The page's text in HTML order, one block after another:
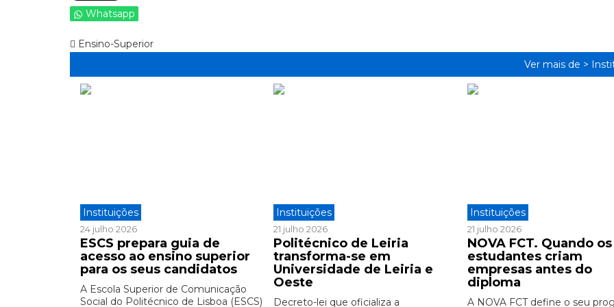
Whatsapp
Ensino-Superior
Ver mais de >
Instituições
24 julho 2026
ESCS prepara guia de
acesso ao ensino superior
para os seus candidatos
A Escola Superior de Comunicação
Social do Politécnico de Lisboa (ESCS)
Instituições
21 julho 2026
Politécnico de Leiria
transforma-se em
Universidade de Leiria e
Oeste
Decreto-lei que oficializa a
Instituições
21 julho 2026
NOVA FCT. Quando os
estudantes criam
empresas antes do
diploma
A NOVA FCT define o seu